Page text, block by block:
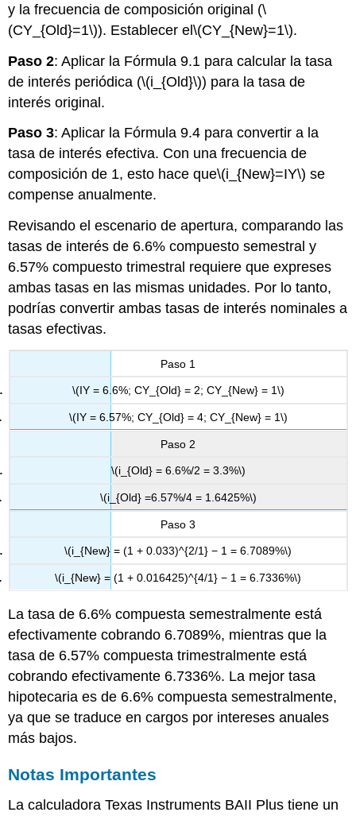
y la frecuencia de composición original (\
(CY_{Old}=1\)). Establecer el\(CY_{New}=1\).
Paso 2: Aplicar la Fórmula 9.1 para calcular la tasa
de interés periódica (\(i_{Old}\)) para la tasa de
interés original.
Paso 3: Aplicar la Fórmula 9.4 para convertir a la
tasa de interés efectiva. Con una frecuencia de
composición de 1, esto hace que\(i_{New}=IY\) se
compense anualmente.
Revisando el escenario de apertura, comparando las
tasas de interés de 6.6% compuesto semestral y
6.57% compuesto trimestral requiere que expreses
ambas tasas en las mismas unidades. Por lo tanto,
podrías convertir ambas tasas de interés nominales a
tasas efectivas.
Paso 1
\(IY = 6.6%; CY_{Old} = 2; CY_{New} = 1\)
\(IY = 6.57%; CY_{Old} = 4; CY_{New} = 1\)
Paso 2
\(i_{Old} = 6.6%/2 = 3.3%\)
\(i_{Old} =6.57%/4 = 1.6425%\)
Paso 3
\(i_{New} = (1 + 0.033)^{2/1} − 1 = 6.7089%\)
\(i_{New} = (1 + 0.016425)^{4/1} − 1 = 6.7336%\)
La tasa de 6.6% compuesta semestralmente está
efectivamente cobrando 6.7089%, mientras que la
tasa de 6.57% compuesta trimestralmente está
cobrando efectivamente 6.7336%. La mejor tasa
hipotecaria es de 6.6% compuesta semestralmente,
ya que se traduce en cargos por intereses anuales
más bajos.
Notas Importantes
La calculadora Texas Instruments BAII Plus tiene un